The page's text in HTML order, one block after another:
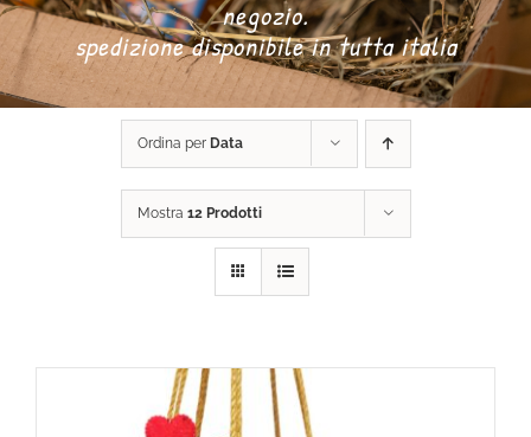
DONA ORA
negozio.
spedizione disponibile in tutta italia
Ordina per Data
Mostra 12 Prodotti